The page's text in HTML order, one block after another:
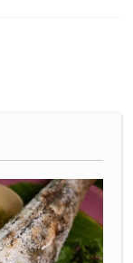
mì đúng chuẩn,
tiết từ khâu